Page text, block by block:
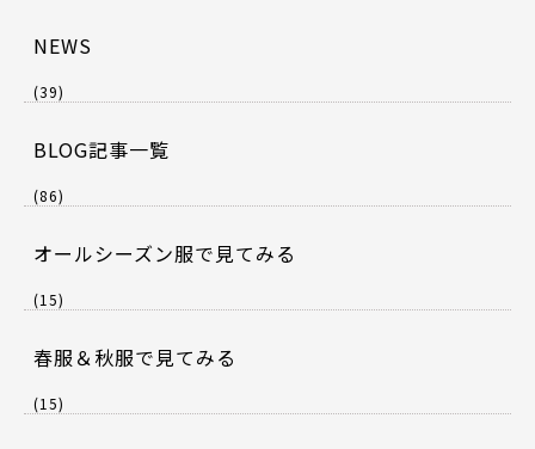
NEWS
(39)
BLOG記事一覧
(86)
オールシーズン服で見てみる
(15)
春服＆秋服で見てみる
(15)